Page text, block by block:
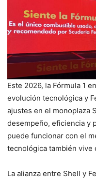
Este 2026, la Fórmula 1
evolución tecnológica y
ajustes en el monoplaza
desempeño, eficiencia y
puede funcionar con el
tecnológica también vive
La alianza entre Shell y